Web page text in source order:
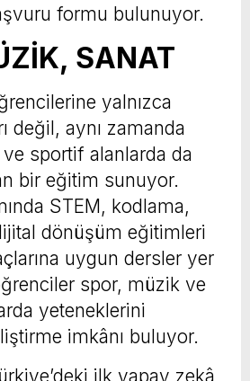
formu bulunuyor.
SANAT
yalnızca
değil, aynı zamanda
sportif alanlarda da
bir eğitim sunuyor.
STEM, kodlama,
dönüşüm eğitimleri
uygun dersler yer
spor, müzik ve
yeteneklerini
imkânı buluyor.
ilk yapay zekâ